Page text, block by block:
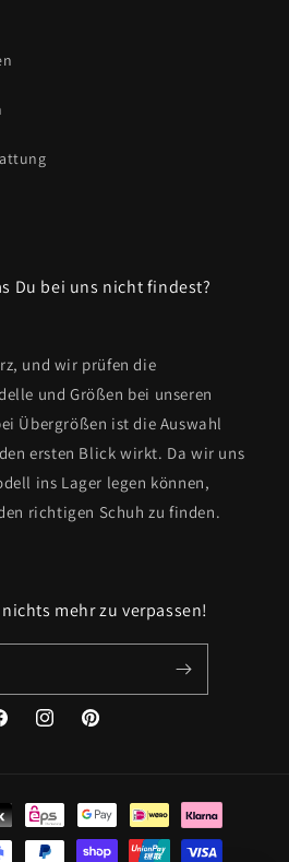
Du bei uns nicht findest?
und wir prüfen die
und Größen bei unseren
Übergrößen ist die Auswahl
ersten Blick wirkt. Da wir uns
ins Lager legen können,
richtigen Schuh zu finden.
mehr zu verpassen!
InstagramPinterest